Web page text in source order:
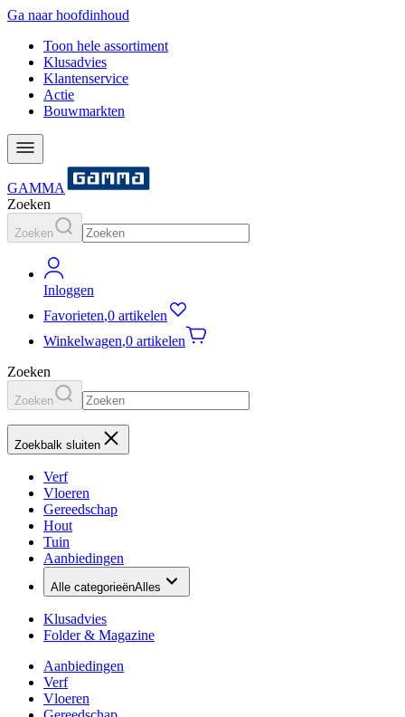
Ga naar hoofdinhoud
Toon hele assortiment
Klusadvies
Klantenservice
Actie
Bouwmarkten
GAMMA
Zoeken
Zoeken
Inloggen
Favorieten,0 artikelen
Winkelwagen,0 artikelen
Zoeken
Zoeken
Zoekbalk sluiten
Verf
Vloeren
Gereedschap
Hout
Tuin
Aanbiedingen
Alle categorieënAlles
Klusadvies
Folder & Magazine
Aanbiedingen
Verf
Vloeren